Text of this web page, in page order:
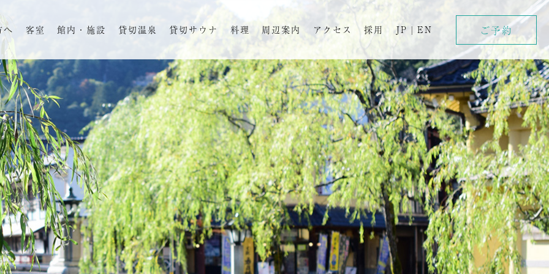
へ 客室 館内・施設 貸切温泉 貸切サウナ 料理 周辺案内 アクセス 採用 JP | EN ご予約